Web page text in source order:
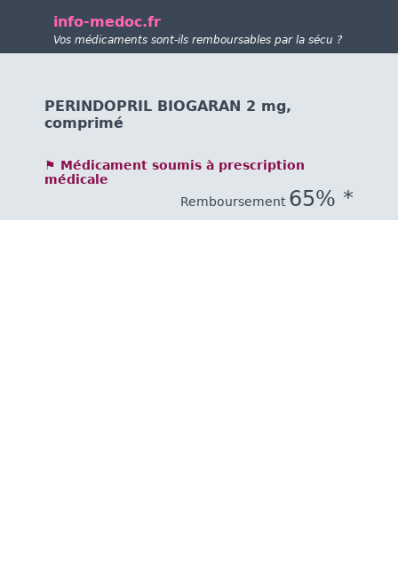
info-medoc.fr
Vos médicaments sont-ils remboursables par la sécu ?
PERINDOPRIL BIOGARAN 2 mg,
comprimé
⚑ Médicament soumis à prescription
médicale
Remboursement 65% *